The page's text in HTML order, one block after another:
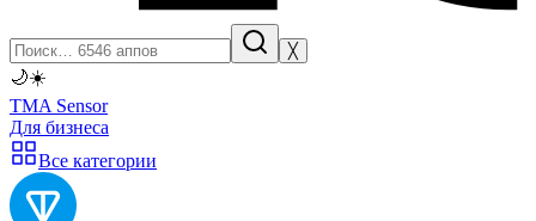
╳
🌙☀️
TMA Sensor
Для бизнеса
Все категории